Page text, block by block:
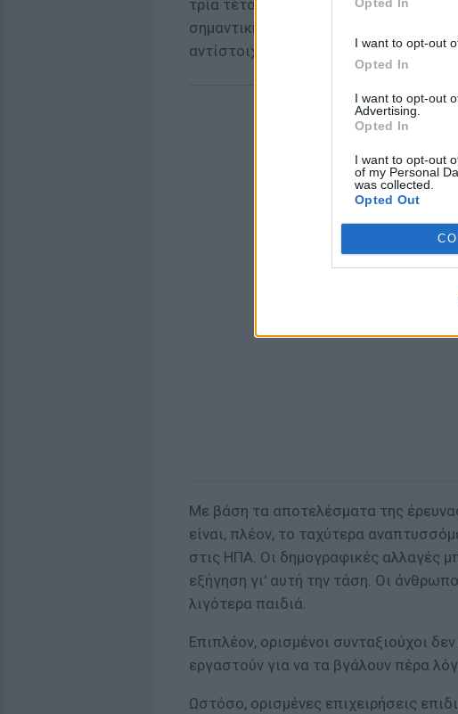
I want to opt-out
Opted In
I want to opt-out
Advertising.
Opted In
I want to opt-out
of my Personal
was collected.
Opted Out
τρία τέταρτα, ηλικίας 65 και άνω,
σημαντική για αυτούς. Μεταξύ των
αντίστοιχο ποσοστό ήταν 61%.
Με βάση τα αποτελέσματα της
είναι, πλέον, το ταχύτερα
στις ΗΠΑ. Οι δημογραφικές αλλαγές
εξήγηση γι' αυτή την τάση. Οι
λιγότερα παιδιά.
Επιπλέον, ορισμένοι συνταξιούχοι
εργαστούν για να τα βγάλουν πέρα
Ωστόσο, ορισμένες επιχειρήσεις